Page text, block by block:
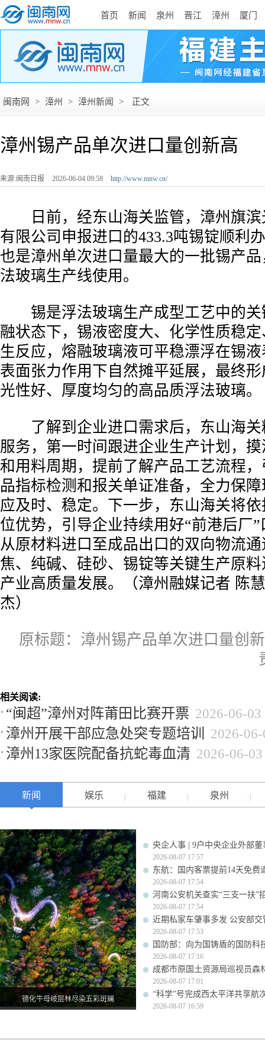
首页 新闻 泉州 晋江 漳州 厦门
闽南网 > 漳州 > 漳州新闻 > 正文
漳州锡产品单次进口量创新高
来源:闽南日报 2026-06-04 09:58 http://www.mnw.cn/
日前，经东山海关监管，漳州旗滨
有限公司申报进口的433.3吨锡锭顺利
也是漳州单次进口量最大的一批锡产
法玻璃生产线使用。
锡是浮法玻璃生产成型工艺中的关
融状态下，锡液密度大、化学性质稳
生反应，熔融玻璃液可平稳漂浮在锡
表面张力作用下自然摊平延展，最终
光性好、厚度均匀的高品质浮法玻璃。
了解到企业进口需求后，东山海关
服务，第一时间跟进企业生产计划，
和用料周期，提前了解产品工艺流程
品指标检测和报关单证准备，全力保
应及时、稳定。下一步，东山海关将
位优势，引导企业持续用好“前港后厂
从原材料进口至成品出口的双向物流
焦、纯碱、硅砂、锡锭等关键生产原
产业高质量发展。（漳州融媒记者 陈
杰）
原标题：漳州锡产品单次进口量创
相关阅读:
“闽超”漳州对阵莆田比赛开票 2026-06-03
漳州开展干部应急处突专题培训 2026-
漳州13家医院配备抗蛇毒血清 2026-06-03
新闻 娱乐 福建 泉州
德化牛母岐层林尽染五彩斑斓
央企人事 | 9户中央企业外部
2026-08-07 17:57
东航：国内客票提前14天免费
2026-08-07 17:54
河南公安机关查实“三支一扶”
2026-08-07 17:54
近期私家车肇事多发 公安部
2026-08-07 17:53
国防部：向为国铸盾的国防科
2026-08-07 17:16
成都市原国土资源局巡视员森
2026-08-07 17:01
“科学”号完成西太平洋共享航
2026-08-07 16:59